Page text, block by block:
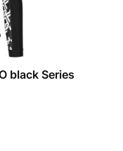
black Series